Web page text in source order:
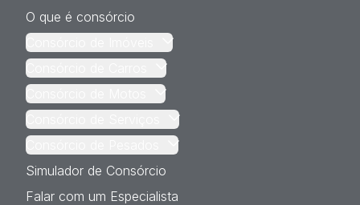
O que é consórcio
Simulador de Consórcio
Falar com um Especialista